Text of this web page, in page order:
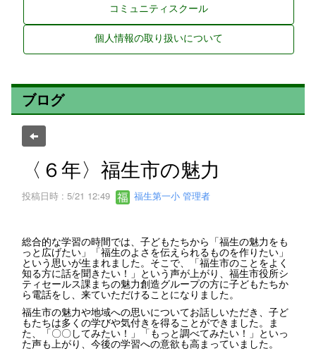
コミュニティスクール
個人情報の取り扱いについて
ブログ
〈６年〉福生市の魅力
投稿日時 : 5/21 12:49 福生第一小 管理者
総合的な学習の時間では、子どもたちから「福生の魅力をも
っと広げたい」「福生のよさを伝えられるものを作りたい」
という思いが生まれました。そこで、「福生市のことをよく
知る方に話を聞きたい！」という声が上がり、福生市役所シ
ティセールス課まちの魅力創造グループの方に子どもたちか
ら電話をし、来ていただけることになりました。
福生市の魅力や地域への思いについてお話しいただき、子ど
もたちは多くの学びや気付きを得ることができました。ま
た、「〇〇してみたい！」「もっと調べてみたい！」といっ
た声も上がり、今後の学習への意欲も高まっていました。